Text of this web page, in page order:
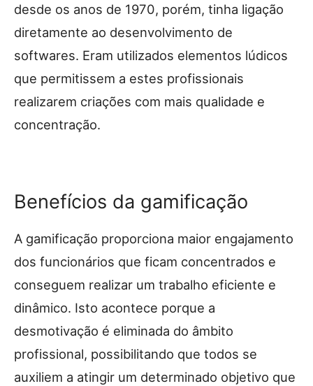
desde os anos de 1970, porém, tinha ligação
diretamente ao desenvolvimento de
softwares. Eram utilizados elementos lúdicos
que permitissem a estes profissionais
realizarem criações com mais qualidade e
concentração.
Benefícios da gamificação
A gamificação proporciona maior engajamento
dos funcionários que ficam concentrados e
conseguem realizar um trabalho eficiente e
dinâmico. Isto acontece porque a
desmotivação é eliminada do âmbito
profissional, possibilitando que todos se
auxiliem a atingir um determinado objetivo que